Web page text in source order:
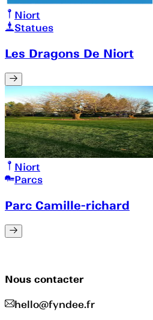
Niort
Statues
Les Dragons De Niort
Niort
Parcs
Parc Camille-richard
Nous contacter
hello@fyndee.fr